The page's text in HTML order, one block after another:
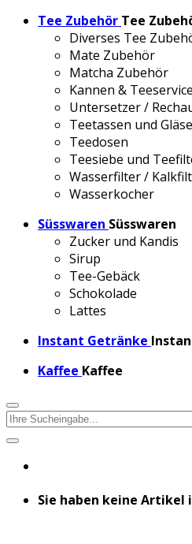
Tee Zubehör Tee
Diverses Tee
Mate Zubehör
Matcha Zubehör
Kannen & Teeservice
Untersetzer /
Teetassen und
Teedosen
Teesiebe und
Wasserfilter /
Wasserkocher
Süsswaren Süsswaren
Zucker und Kandis
Sirup
Tee-Gebäck
Schokolade
Lattes
Instant Getränke
Kaffee Kaffee
Sie haben keine Artikel